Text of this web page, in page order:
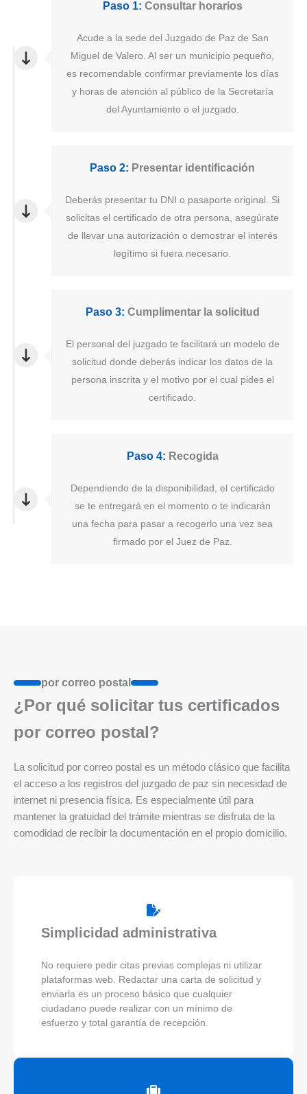
Paso 1: Consultar horarios
Acude a la sede del Juzgado de Paz de San
Miguel de Valero. Al ser un municipio pequeño,
es recomendable confirmar previamente los días
y horas de atención al público de la Secretaría
del Ayuntamiento o el juzgado.
Paso 2: Presentar identificación
Deberás presentar tu DNI o pasaporte original. Si
solicitas el certificado de otra persona, asegúrate
de llevar una autorización o demostrar el interés
legítimo si fuera necesario.
Paso 3: Cumplimentar la solicitud
El personal del juzgado te facilitará un modelo de
solicitud donde deberás indicar los datos de la
persona inscrita y el motivo por el cual pides el
certificado.
Paso 4: Recogida
Dependiendo de la disponibilidad, el certificado
se te entregará en el momento o te indicarán
una fecha para pasar a recogerlo una vez sea
firmado por el Juez de Paz.
por correo postal
¿Por qué solicitar tus certificados
por correo postal?
La solicitud por correo postal es un método clásico que facilita
el acceso a los registros del juzgado de paz sin necesidad de
internet ni presencia física. Es especialmente útil para
mantener la gratuidad del trámite mientras se disfruta de la
comodidad de recibir la documentación en el propio domicilio.
Simplicidad administrativa
No requiere pedir citas previas complejas ni utilizar
plataformas web. Redactar una carta de solicitud y
enviarla es un proceso básico que cualquier
ciudadano puede realizar con un mínimo de
esfuerzo y total garantía de recepción.